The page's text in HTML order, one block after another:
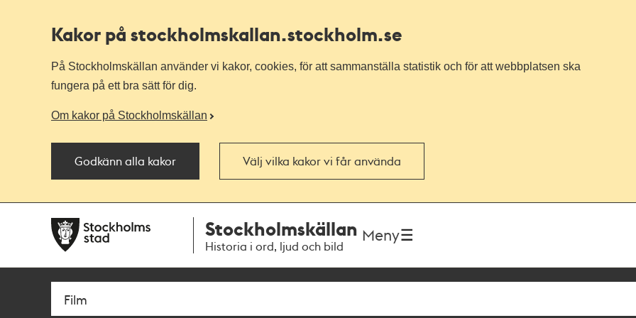
Kakor på stockholmskallan.stockholm.se
På Stockholmskällan använder vi kakor, cookies, för att sammanställa statistik och för att webbplatsen ska
fungera på ett bra sätt för dig.
Om kakor på Stockholmskällan
Godkänn alla kakor Välj vilka kakor vi får använda
navigationen
huvudinnehållet
Stockholmskällan
Historia i ord, ljud och bild
Meny
Sök